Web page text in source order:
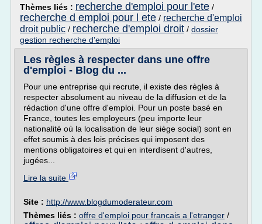
Thèmes liés : recherche d'emploi pour l'ete /
recherche d emploi pour l ete / recherche d'emploi
droit public / recherche d'emploi droit / dossier
gestion recherche d'emploi
Les règles à respecter dans une offre
d'emploi - Blog du ...
Pour une entreprise qui recrute, il existe des règles à
respecter absolument au niveau de la diffusion et de la
rédaction d'une offre d'emploi. Pour un poste basé en
France, toutes les employeurs (peu importe leur
nationalité où la localisation de leur siège social) sont en
effet soumis à des lois précises qui imposent des
mentions obligatoires et qui en interdisent d'autres,
jugées...
Lire la suite
Site : http://www.blogdumoderateur.com
Thèmes liés : offre d'emploi pour francais a l'etranger /